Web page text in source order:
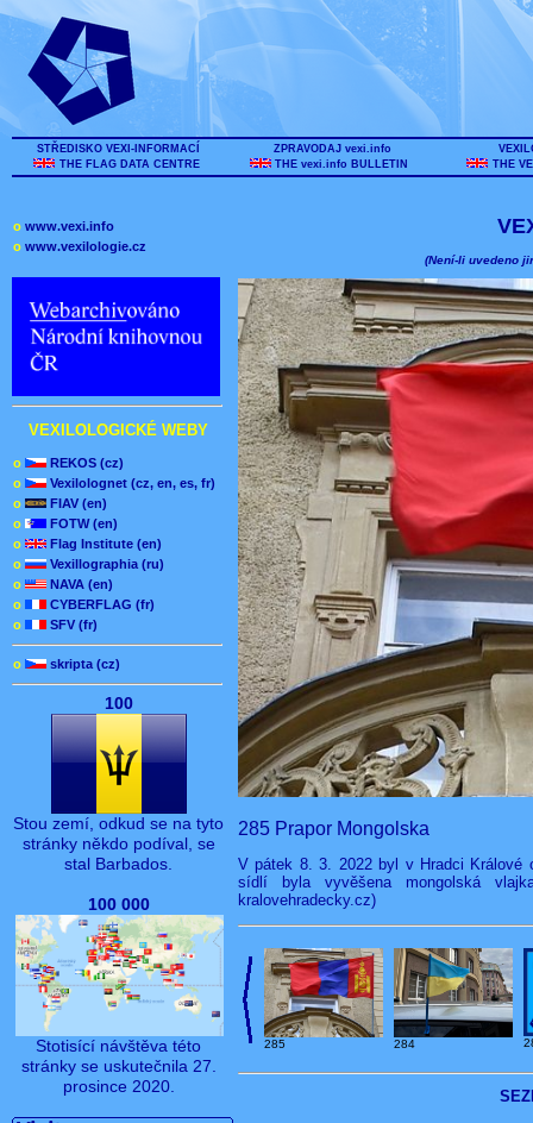
STŘEDISKO VEXI-INFORMACÍ
THE FLAG DATA CENTRE
ZPRAVODAJ vexi.info
THE vexi.info BULLETIN
THE
o www.vexi.info
o www.vexilologie.cz
VEXILOLOGICKÉ WEBY
o
REKOS (cz)
o
Vexilolognet (cz, en, es, fr)
o
FIAV (en)
o
FOTW (en)
o
Flag Institute (en)
o
Vexillographia (ru)
o
NAVA (en)
o
CYBERFLAG (fr)
o
SFV (fr)
o skripta (cz)
100
Stou zemí, odkud se na tyto
stránky někdo podíval, se
stal Barbados.
100 000
Stotisící návštěva této
stránky se uskutečnila 27.
prosince 2020.
(Není-li uvedeno
285 Prapor Mongolska
V pátek 8. 3. 2022 byl v Hradci Králové
sídlí byla vyvěšena mongolská
kralovehradecky.cz)
285 284